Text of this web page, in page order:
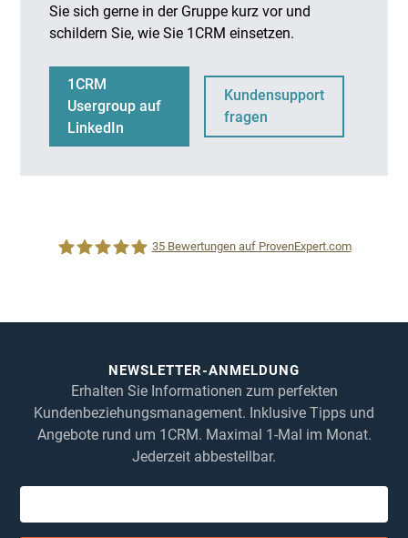
Sie sich gerne in der Gruppe kurz vor und
schildern Sie, wie Sie 1CRM einsetzen.
1CRM
Usergroup auf
LinkedIn
Kundensupport
fragen
35Bewertungen auf ProvenExpert.com
NEWSLETTER-ANMELDUNG
Erhalten Sie Informationen zum perfekten
Kundenbeziehungsmanagement. Inklusive Tipps und
Angebote rund um 1CRM. Maximal 1-Mal im Monat.
Jederzeit abbestellbar.